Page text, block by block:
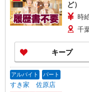
ど）
時
千
キープ
アルバイト パート
すき家 佐原店